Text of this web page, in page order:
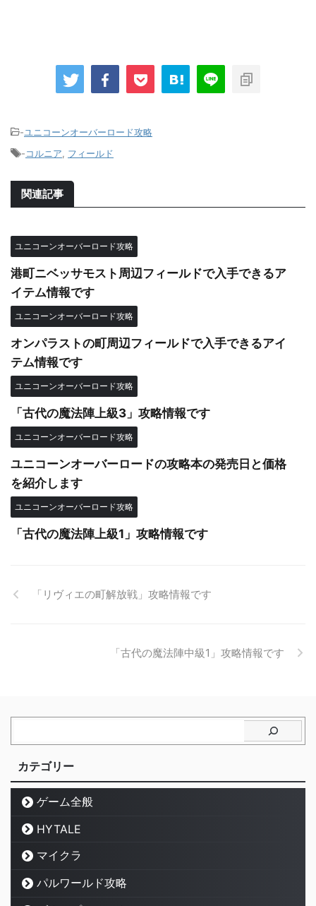
-ユニコーンオーバーロード攻略
-コルニア フィールド
関連記事
ユニコーンオーバーロード攻略
港町ニベッサモスト周辺フィールドで入手できるア
イテム情報です
ユニコーンオーバーロード攻略
オンパラストの町周辺フィールドで入手できるアイ
テム情報です
ユニコーンオーバーロード攻略
「古代の魔法陣上級3」攻略情報です
ユニコーンオーバーロード攻略
ユニコーンオーバーロードの攻略本の発売日と価格
を紹介します
ユニコーンオーバーロード攻略
「古代の魔法陣上級1」攻略情報です
「リヴィエの町解放戦」攻略情報です
「古代の魔法陣中級1」攻略情報です
カテゴリー
ゲーム全般
HYTALE
マイクラ
パルワールド攻略